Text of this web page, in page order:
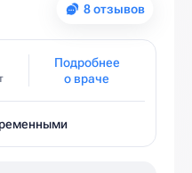
8 отзывов
Подробнее
о враче